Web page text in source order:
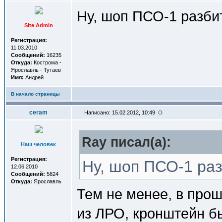
Site Admin
Регистрация:
11.03.2010
Сообщений: 16235
Откуда: Кострома -
Ярославль - Тутаев
Имя: Андрей
Ну, шоп ПСО-1
В начало страницы
ceram Написано: 15.02.2012, 10:49
Наш человек
Регистрация:
12.06.2010
Сообщений: 5824
Откуда: Ярославль
Ray писал(a):
Ну, шоп ПСО-1
Тем не менее, в
из ЛРО, кронштейн